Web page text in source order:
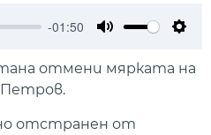
-01:50
отмени мярката на
отстранен от